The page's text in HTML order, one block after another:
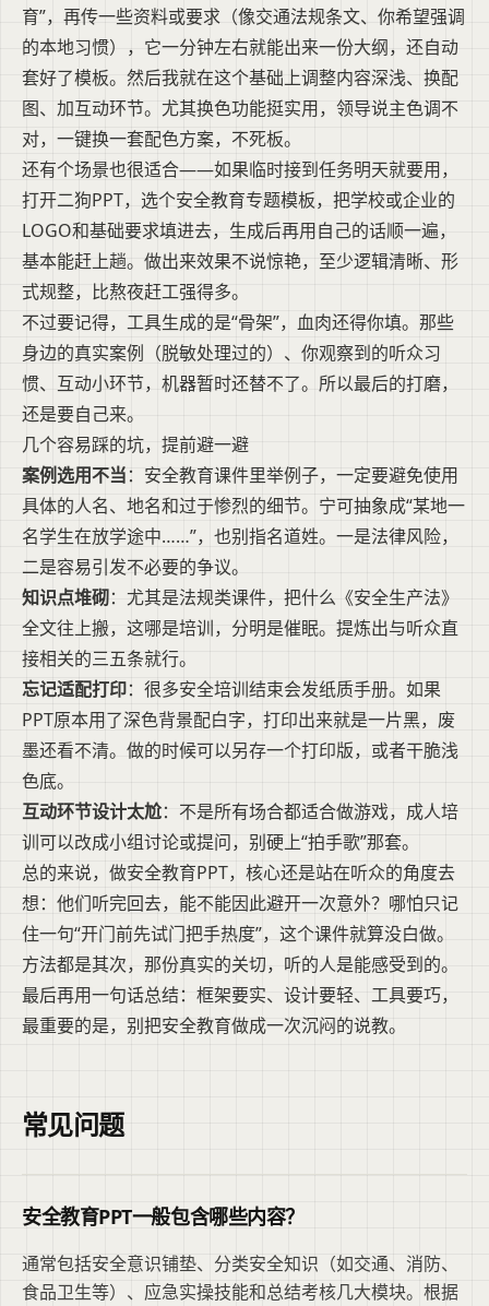
育”，再传一些资料或要求（像交通法规条文、你希望强调
的本地习惯），它一分钟左右就能出来一份大纲，还自动
套好了模板。然后我就在这个基础上调整内容深浅、换配
图、加互动环节。尤其换色功能挺实用，领导说主色调不
对，一键换一套配色方案，不死板。
还有个场景也很适合——如果临时接到任务明天就要用，
打开二狗PPT，选个安全教育专题模板，把学校或企业的
LOGO和基础要求填进去，生成后再用自己的话顺一遍，
基本能赶上趟。做出来效果不说惊艳，至少逻辑清晰、形
式规整，比熬夜赶工强得多。
不过要记得，工具生成的是“骨架”，血肉还得你填。那些
身边的真实案例（脱敏处理过的）、你观察到的听众习
惯、互动小环节，机器暂时还替不了。所以最后的打磨，
还是要自己来。
几个容易踩的坑，提前避一避
案例选用不当：安全教育课件里举例子，一定要避免使用
具体的人名、地名和过于惨烈的细节。宁可抽象成“某地一
名学生在放学途中……”，也别指名道姓。一是法律风险，
二是容易引发不必要的争议。
知识点堆砌：尤其是法规类课件，把什么《安全生产法》
全文往上搬，这哪是培训，分明是催眠。提炼出与听众直
接相关的三五条就行。
忘记适配打印：很多安全培训结束会发纸质手册。如果
PPT原本用了深色背景配白字，打印出来就是一片黑，废
墨还看不清。做的时候可以另存一个打印版，或者干脆浅
色底。
互动环节设计太尬：不是所有场合都适合做游戏，成人培
训可以改成小组讨论或提问，别硬上“拍手歌”那套。
总的来说，做安全教育PPT，核心还是站在听众的角度去
想：他们听完回去，能不能因此避开一次意外？哪怕只记
住一句“开门前先试门把手热度”，这个课件就算没白做。
方法都是其次，那份真实的关切，听的人是能感受到的。
最后再用一句话总结：框架要实、设计要轻、工具要巧，
最重要的是，别把安全教育做成一次沉闷的说教。
常见问题
安全教育PPT一般包含哪些内容？
通常包括安全意识铺垫、分类安全知识（如交通、消防、
食品卫生等）、应急实操技能和总结考核几大模块。根据